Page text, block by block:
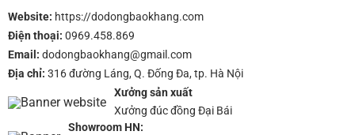
Website: https://dodongbaokhang.com
Điện thoại: 0969.458.869
Email: dodongbaokhang@gmail.com
Địa chỉ: 316 đường Láng, Q. Đống Đa, tp. Hà Nội
Xưởng sản xuất
Xưởng đúc đồng Đại Bái
Showroom HN: